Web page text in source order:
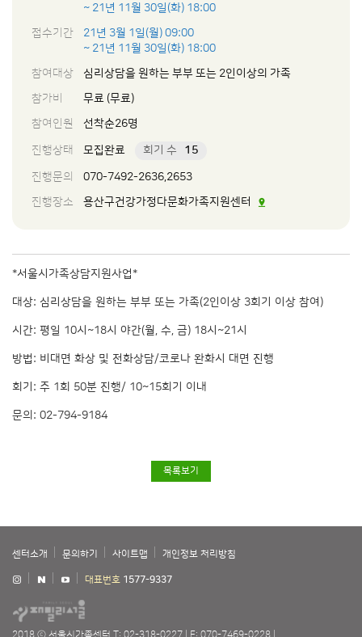
~ 21년 11월 30일(화) 18:00
접수기간
21년 3월 1일(월) 09:00
~ 21년 11월 30일(화) 18:00
참여대상
심리상담을 원하는 부부 또는 2인이상의 가족
참가비
무료 (무료)
참여인원
선착순26명
진행상태 모집완료 회기 수 15
진행문의
070-7492-2636,2653
진행장소
용산구건강가정다문화가족지원센터
*서울시가족상담지원사업*
대상: 심리상담을 원하는 부부 또는 가족(2인이상 3회기 이상 참여)
시간: 평일 10시~18시 야간(월, 수, 금) 18시~21시
방법: 비대면 화상 및 전화상담/코로나 완화시 대면 진행
회기: 주 1회 50분 진행/ 10~15회기 이내
문의: 02-794-9184
목록보기
센터소개 문의하기 사이트맵 개인정보 처리방침
대표번호 1577-9337